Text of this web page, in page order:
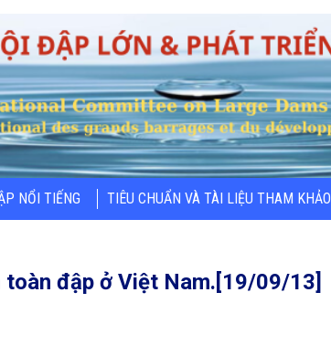
NỔI TIẾNG TIÊU CHUẨN VÀ TÀI LIỆU THAM KHẢO
đập ở Việt Nam.[19/09/13]